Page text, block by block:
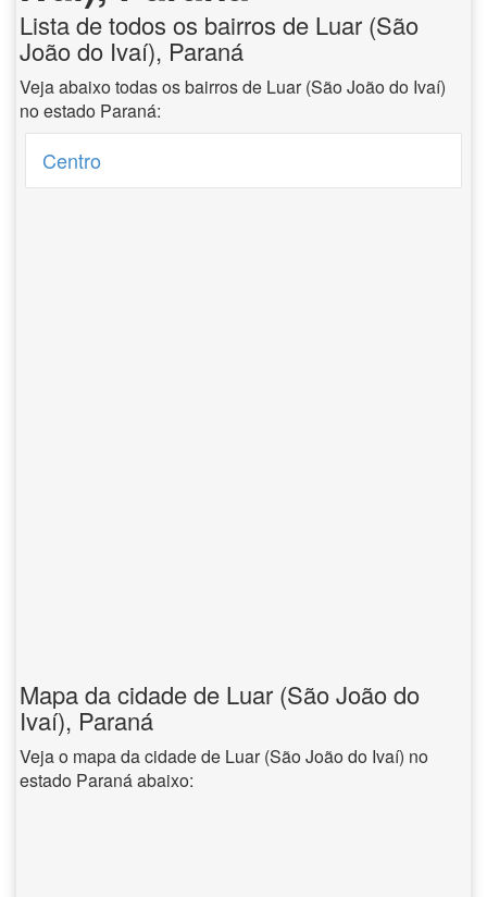
Lista de todos os bairros de Luar (São
João do Ivaí), Paraná
Veja abaixo todas os bairros de Luar (São João do Ivaí)
no estado Paraná:
Centro
Mapa da cidade de Luar (São João do
Ivaí), Paraná
Veja o mapa da cidade de Luar (São João do Ivaí) no
estado Paraná abaixo: